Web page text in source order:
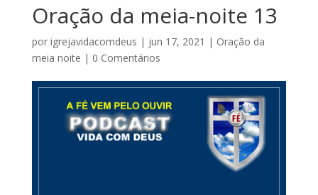
Oração da meia-noite 13
por igrejavidacomdeus | jun 17, 2021 | Oração da
meia noite | 0 Comentários